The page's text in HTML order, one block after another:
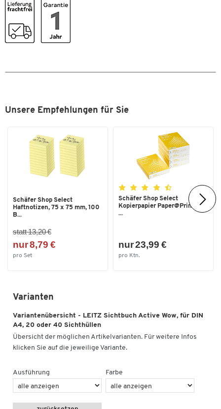
Sichtcover
Sichthüllen austauschbar
Stück pro Paket
Breite [mm] 231
Unsere Empfehlungen für Sie
Schäfer Shop Select
Haftnotizen, 75 x 75 mm, 100
B...
statt 13,20 €
nur 8,79 €
pro Set
Schäfer Shop Select
Kopierpapier Paper@Print, DIN
...
nur 23,99 €
pro Ktn.
Varianten
Variantenübersicht - LEITZ Sichtbuch Active Wow, für DIN
A4, 20 oder 40 Sichthüllen
Übersicht der möglichen Artikelvarianten. Für weitere Infos
klicken Sie auf die jeweilige Variante.
Ausführung Farbe
Zum Zoomen doppeltippen